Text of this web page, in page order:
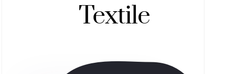
Textile